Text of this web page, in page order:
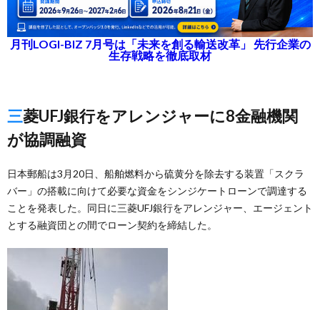
月刊LOGI-BIZ 7月号は「未来を創る輸送改革」 先行企業の
生存戦略を徹底取材
三菱UFJ銀行をアレンジャーに8金融機関
が協調融資
日本郵船は3月20日、船舶燃料から硫黄分を除去する装置「スクラ
バー」の搭載に向けて必要な資金をシンジケートローンで調達する
ことを発表した。同日に三菱UFJ銀行をアレンジャー、エージェント
とする融資団との間でローン契約を締結した。